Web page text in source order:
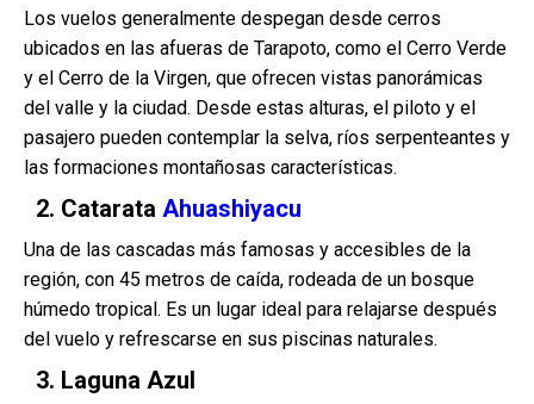
Los vuelos generalmente despegan desde cerros
ubicados en las afueras de Tarapoto, como el Cerro Verde
y el Cerro de la Virgen, que ofrecen vistas panorámicas
del valle y la ciudad. Desde estas alturas, el piloto y el
pasajero pueden contemplar la selva, ríos serpenteantes y
las formaciones montañosas características.
2. Catarata Ahuashiyacu
Una de las cascadas más famosas y accesibles de la
región, con 45 metros de caída, rodeada de un bosque
húmedo tropical. Es un lugar ideal para relajarse después
del vuelo y refrescarse en sus piscinas naturales.
3. Laguna Azul